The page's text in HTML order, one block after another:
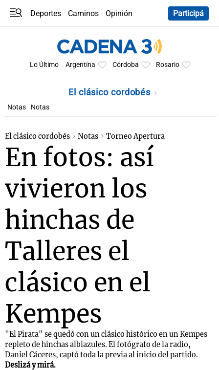
Deportes Caminos
Opinión
Participá
Lo Último Argentina Córdoba Rosario
El clásico cordobés
Notas Notas
El clásico cordobés Notas Torneo Apertura
En fotos: así
vivieron los
hinchas de
Talleres el
clásico en el
Kempes
"El Pirata" se quedó con un clásico histórico en un Kempes
repleto de hinchas albiazules. El fotógrafo de la radio,
Daniel Cáceres, captó toda la previa al inicio del partido.
Deslizá y mirá.